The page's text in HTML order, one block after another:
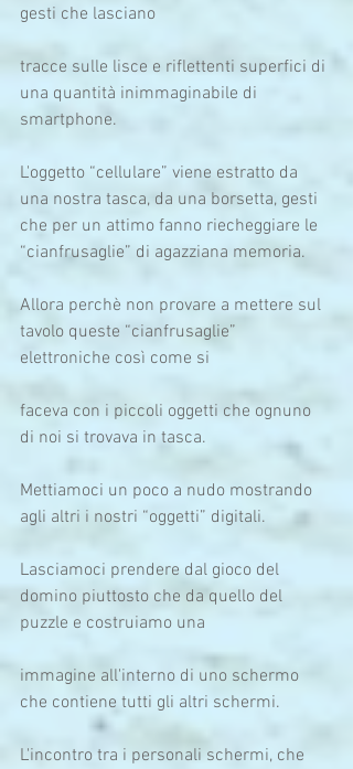
gesti che lasciano
tracce sulle lisce e riflettenti superfici di
una quantità inimmaginabile di
smartphone.
L'oggetto “cellulare” viene estratto da
una nostra tasca, da una borsetta, gesti
che per un attimo fanno riecheggiare le
“cianfrusaglie” di agazziana memoria.
Allora perchè non provare a mettere sul
tavolo queste “cianfrusaglie”
elettroniche così come si
faceva con i piccoli oggetti che ognuno
di noi si trovava in tasca.
Mettiamoci un poco a nudo mostrando
agli altri i nostri “oggetti” digitali.
Lasciamoci prendere dal gioco del
domino piuttosto che da quello del
puzzle e costruiamo una
immagine all'interno di uno schermo
che contiene tutti gli altri schermi.
L'incontro tra i personali schermi, che